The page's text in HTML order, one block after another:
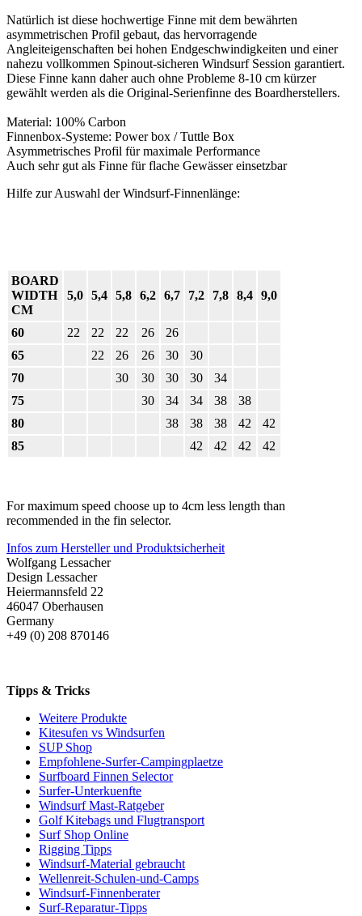
Natürlich ist diese hochwertige Finne mit dem bewährten
asymmetrischen Profil gebaut, das hervorragende
Angleiteigenschaften bei hohen Endgeschwindigkeiten und einer
nahezu vollkommen Spinout-sicheren Windsurf Session garantiert.
Diese Finne kann daher auch ohne Probleme 8-10 cm kürzer
gewählt werden als die Original-Serienfinne des Boardherstellers.
Material: 100% Carbon
Finnenbox-Systeme: Power box / Tuttle Box
Asymmetrisches Profil für maximale Performance
Auch sehr gut als Finne für flache Gewässer einsetzbar
Hilfe zur Auswahl der Windsurf-Finnenlänge:
BOARD
WIDTH
CM
5,0 5,4 5,8 6,2 6,7 7,2 7,8 8,4 9,0
60 22 22 22 26
26
65
22 26 26 30
30
70
30 30 30 30
34
75
30 34 34 38
38
80
38 38 38 42
42
85
42 42 42 42
For maximum speed choose up to 4cm less length than
recommended in the fin selector.
Infos zum Hersteller und Produktsicherheit
Wolfgang Lessacher
Design Lessacher
Heiermannsfeld 22
46047 Oberhausen
Germany
+49 (0) 208 870146
Tipps & Tricks
Weitere Produkte
Kitesufen vs Windsurfen
SUP Shop
Empfohlene-Surfer-Campingplaetze
Surfboard Finnen Selector
Surfer-Unterkuenfte
Windsurf Mast-Ratgeber
Golf Kitebags und Flugtransport
Surf Shop Online
Rigging Tipps
Windsurf-Material gebraucht
Wellenreit-Schulen-und-Camps
Windsurf-Finnenberater
Surf-Reparatur-Tipps